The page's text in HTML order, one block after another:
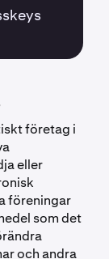
företag i
eller
föreningar
som det
och andra